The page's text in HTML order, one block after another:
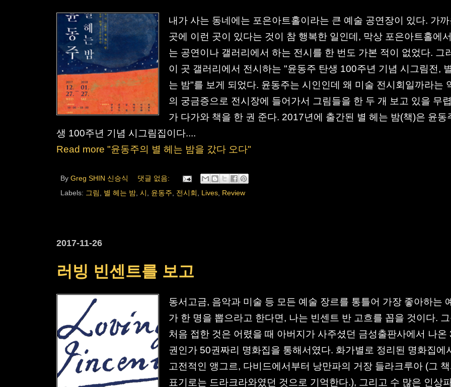
내가 사는 동네에는 포은아트홀이라는 큰 예술 공연장이 있다. 가까
곳에 이런 곳이 있다는 것이 참 행복한 일인데, 막상 포은아트홀에
는 공연이나 갤러리에서 하는 전시를 한 번도 가본 적이 없었다. 그
이 곳 갤러리에서 전시하는 "윤동주 탄생 100주년 기념 시그림전,
는 밤"를 보게 되었다. 윤동주는 시인인데 왜 미술 전시회일까라는
의 궁금증으로 전시장에 들어가서 그림들을 한 두 개 보고 있을 무
가 다가와 책을 한 권 준다. 2017년에 출간된 별 헤는 밤(책)은 윤동
생 100주년 기념 시그림집이다....
Read more "윤동주의 별 헤는 밤을 갔다 오다"
By Greg SHIN 신승식
댓글 없음:
Labels: 그림, 별 헤는 밤, 시, 윤동주, 전시회, Lives, Review
2017-11-26
러빙 빈센트를 보고
동서고금, 음악과 미술 등 모든 예술 장르를 통틀어 가장 좋아하는
가 한 명을 뽑으라고 한다면, 나는 빈센트 반 고흐를 꼽을 것이다.
처음 접한 것은 어렸을 때 아버지가 사주셨던 금성출판사에서 나온
권인가 50권짜리 명화집을 통해서였다. 화가별로 정리된 명화집에
고전적인 앵그르, 다비드에서부터 낭만파의 거장 들라크루아 (그 책
표기로는 드라크라와였던 것으로 기억한다.), 그리고 수 많은 인상